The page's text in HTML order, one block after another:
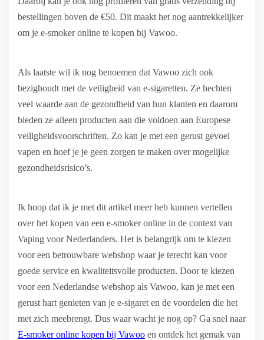
bestellingen boven de €50. Dit maakt het nog aantrekkelijker
om je e-smoker online te kopen bij Vawoo.
Als laatste wil ik nog benoemen dat Vawoo zich ook
bezighoudt met de veiligheid van e-sigaretten. Ze hechten
veel waarde aan de gezondheid van hun klanten en daarom
bieden ze alleen producten aan die voldoen aan Europese
veiligheidsvoorschriften. Zo kan je met een gerust gevoel
vapen en hoef je je geen zorgen te maken over mogelijke
gezondheidsrisico’s.
Ik hoop dat ik je met dit artikel meer heb kunnen vertellen
over het kopen van een e-smoker online in de context van
Vaping voor Nederlanders. Het is belangrijk om te kiezen
voor een betrouwbare webshop waar je terecht kan voor
goede service en kwaliteitsvolle producten. Door te kiezen
voor een Nederlandse webshop als Vawoo, kan je met een
gerust hart genieten van je e-sigaret en de voordelen die het
met zich meebrengt. Dus waar wacht je nog op? Ga snel naar
E-smoker online kopen bij Vawoo en ontdek het gemak van